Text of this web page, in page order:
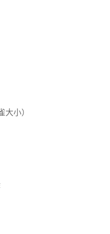
大小）